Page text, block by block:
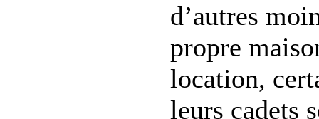
d’autres
propre
location,
leurs cadets